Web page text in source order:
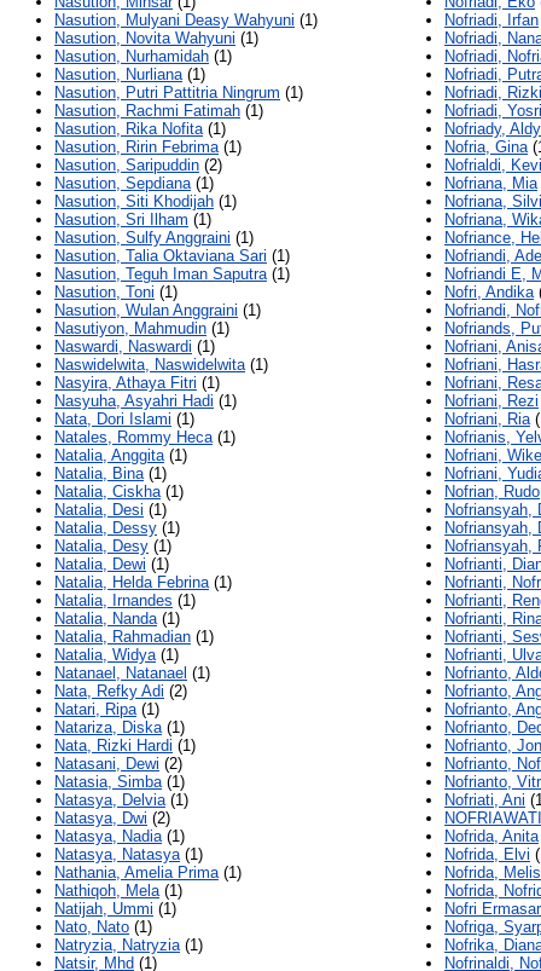
Nasution, Mulyani Deasy Wahyuni (1)
Nasution, Novita Wahyuni (1)
Nasution, Nurhamidah (1)
Nasution, Nurliana(1)
Nasution, Putri Pattitria Ningrum (1)
Nasution, Rachmi Fatimah (1)
Nasution, Rika Nofita(1)
Nasution, Ririn Febrima(1)
Nasution, Saripuddin (2)
Nasution, Sepdiana(1)
Nasution, Siti Khodijah (1)
Nasution, Sri Ilham (1)
Nasution, Sulfy Anggraini (1)
Nasution, Talia Oktaviana Sari (1)
Nasution, Teguh Iman Saputra(1)
Nasution, Toni (1)
Nasution, Wulan Anggraini (1)
Nasutiyon, Mahmudin (1)
Naswardi, Naswardi (1)
Naswidelwita, Naswidelwita(1)
Nasyira, Athaya Fitri (1)
Nasyuha, Asyahri Hadi (1)
Nata, Dori Islami (1)
Natales, Rommy Heca(1)
Natalia, Anggita(1)
Natalia, Bina(1)
Natalia, Ciskha(1)
Natalia, Desi (1)
Natalia, Dessy (1)
Natalia, Desy (1)
Natalia, Dewi (1)
Natalia, Helda Febrina(1)
Natalia, Irnandes (1)
Natalia, Nanda(1)
Natalia, Rahmadian (1)
Natalia, Widya(1)
Natanael, Natanael (1)
Nata, Refky Adi (2)
Natari, Ripa(1)
Natariza, Diska(1)
Nata, Rizki Hardi (1)
Natasani, Dewi (2)
Natasia, Simba(1)
Natasya, Delvia(1)
Natasya, Dwi (2)
Natasya, Nadia(1)
Natasya, Natasya(1)
Nathania, Amelia Prima(1)
Nathiqoh, Mela(1)
Natijah, Ummi (1)
Nato, Nato (1)
Natryzia, Natryzia(1)
Natsir, Mhd (1)
Nofriadi, Irfan
Nofriadi,
Nofriadi,
Nofriadi,
Nofriadi, Rizki
Nofriadi, Yosri
Nofriady, Aldy
Nofria, Gina
Nofrialdi,
Nofriana, Mia
Nofriana,
Nofriana,
Nofriance,
Nofriandi, Ade
Nofriandi E,
Nofri, Andika
Nofriandi,
Nofriands,
Nofriani,
Nofriani,
Nofriani,
Nofriani, Rezi
Nofriani, Ria
Nofrianis,
Nofriani, Wike
Nofriani,
Nofrian, Rudo
Nofriansyah,
Nofriansyah,
Nofriansyah,
Nofrianti,
Nofrianti,
Nofrianti,
Nofrianti,
Nofrianti,
Nofrianti,
Nofrianto,
Nofrianto,
Nofrianto,
Nofrianto,
Nofrianto,
Nofrianto,
Nofrianto,
Nofriati, Ani
Nofrida, Anita
Nofrida, Elvi
Nofrida,
Nofrida,
Nofri
Nofriga,
Nofrika,
Nofrinaldi,